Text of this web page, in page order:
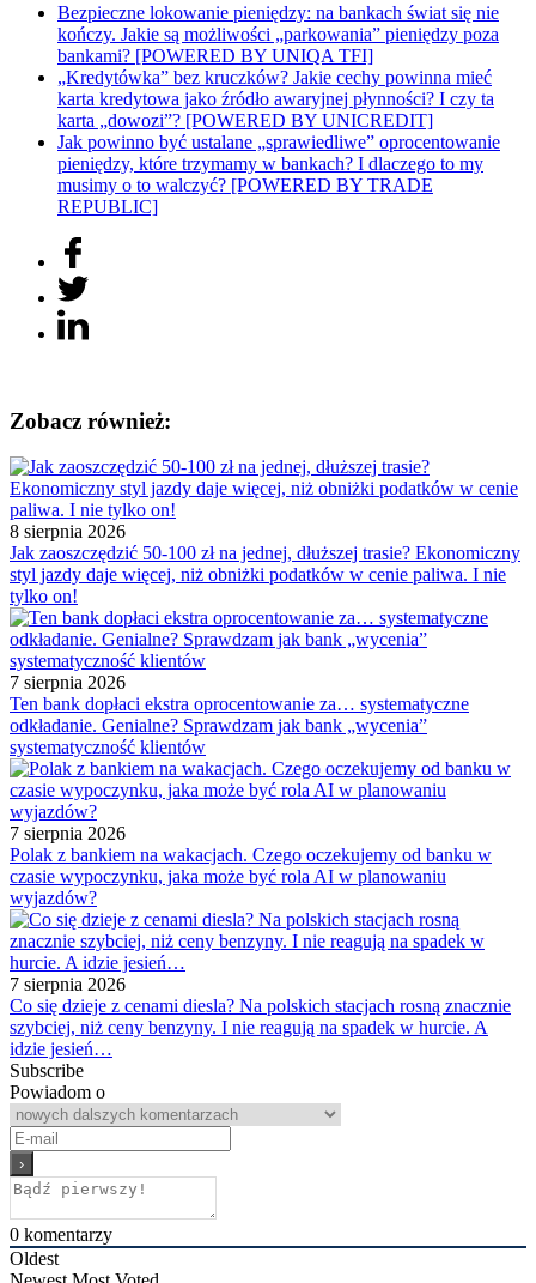
Bezpieczne lokowanie pieniędzy: na bankach świat się nie
kończy. Jakie są możliwości „parkowania” pieniędzy poza
bankami? [POWERED BY UNIQA TFI]
„Kredytówka” bez kruczków? Jakie cechy powinna mieć
karta kredytowa jako źródło awaryjnej płynności? I czy ta
karta „dowozi”? [POWERED BY UNICREDIT]
Jak powinno być ustalane „sprawiedliwe” oprocentowanie
pieniędzy, które trzymamy w bankach? I dlaczego to my
musimy o to walczyć? [POWERED BY TRADE
REPUBLIC]
Zobacz również:
8 sierpnia 2026
Jak zaoszczędzić 50-100 zł na jednej, dłuższej trasie? Ekonomiczny
styl jazdy daje więcej, niż obniżki podatków w cenie paliwa. I nie
tylko on!
7 sierpnia 2026
Ten bank dopłaci ekstra oprocentowanie za… systematyczne
odkładanie. Genialne? Sprawdzam jak bank „wycenia”
systematyczność klientów
7 sierpnia 2026
Polak z bankiem na wakacjach. Czego oczekujemy od banku w
czasie wypoczynku, jaka może być rola AI w planowaniu
wyjazdów?
7 sierpnia 2026
Co się dzieje z cenami diesla? Na polskich stacjach rosną znacznie
szybciej, niż ceny benzyny. I nie reagują na spadek w hurcie. A
idzie jesień…
Subscribe
Powiadom o
0 komentarzy
Oldest